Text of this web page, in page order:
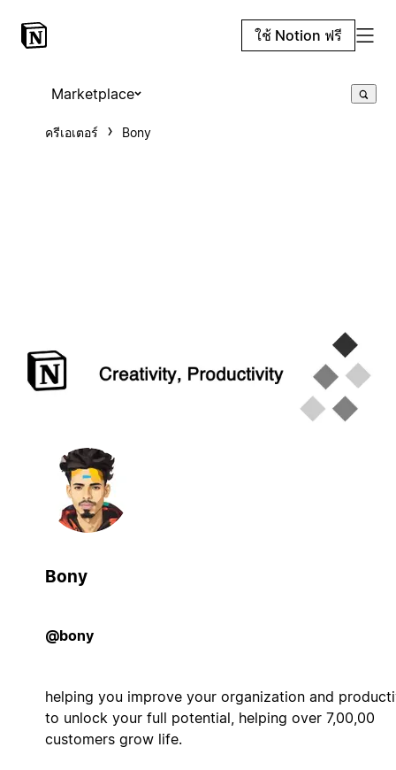
ใช้ Notion ฟรี
Marketplace
ครีเอเตอร์ Bony
Bony
@bony
helping you improve your organization and
to unlock your full potential, helping over 7,00,00
customers grow life.